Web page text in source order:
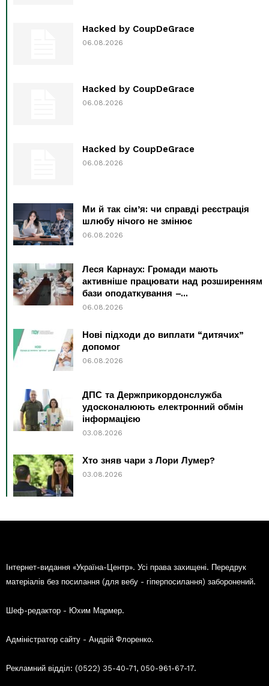
Hacked by CoupDeGrace
06.08.2026
Hacked by CoupDeGrace
06.08.2026
Hacked by CoupDeGrace
06.08.2026
Ми й так сім’я: чи справді реєстрація
шлюбу нічого не змінює
06.08.2026
Леся Карнаух: Громади мають
активніше працювати над розширенням
бази оподаткування –...
06.08.2026
Нові підходи до виплати “дитячих”
допомог
06.08.2026
ДПС та Держприкордонслужба
удосконалюють електронний обмін
інформацією
03.08.2026
Хто зняв чари з Лори Лумер?
03.08.2026
Інтернет-видання «Україна-Центр». Усі права захищені. Передрук
матеріалів без посилання (для вебу - гіперпосилання) заборонений.
Шеф-редактор - Юхим Мармер.
Адміністратор сайту - Андрій Флоренко.
Рекламний відділ: (0522) 35-40-71, 050-961-67-17.